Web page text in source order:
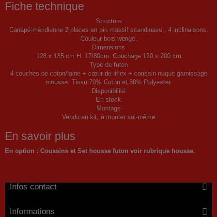
Fiche technique
Structure
Canapé-méridienne 2 places en pin massif scandinave., 4 inclinaisons.
Couleur bois wengé.
Dimensions
128 x 185 cm H. 17/80cm. Couchage 120 x 200 cm
Type de futon
4 couches de coton/laine + cœur de liflex + coussin nuque garnissage
mousse. Tissu 70% Coton et 30% Polyester.
Disponibilité
En stock
Montage
Vendu en kit, à monter soi-même
En savoir plus
En option : Coussins et Set housse futon voir rubrique housse.
Infos contact
Informations